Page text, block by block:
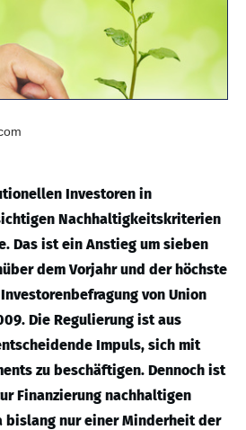
Investoren in
Nachhaltigkeitskriterien
Das ist ein Anstieg um sieben
dem Vorjahr und der höchste
von Union
Die Regulierung ist aus
Impuls, sich mit
zu beschäftigen. Dennoch ist
Finanzierung nachhaltigen
bislang nur einer Minderheit der